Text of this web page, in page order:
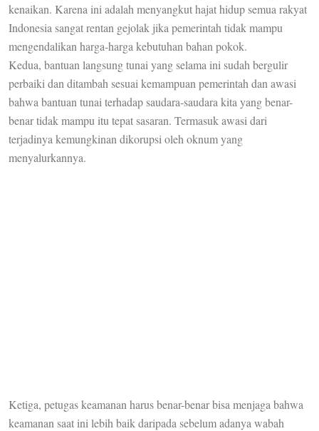
kenaikan. Karena ini adalah menyangkut hajat hidup semua rakyat
Indonesia sangat rentan gejolak jika pemerintah tidak mampu
mengendalikan harga-harga kebutuhan bahan pokok.
Kedua, bantuan langsung tunai yang selama ini sudah bergulir
perbaiki dan ditambah sesuai kemampuan pemerintah dan awasi
bahwa bantuan tunai terhadap saudara-saudara kita yang benar-
benar tidak mampu itu tepat sasaran. Termasuk awasi dari
terjadinya kemungkinan dikorupsi oleh oknum yang
menyalurkannya.
Ketiga, petugas keamanan harus benar-benar bisa menjaga bahwa
keamanan saat ini lebih baik daripada sebelum adanya wabah